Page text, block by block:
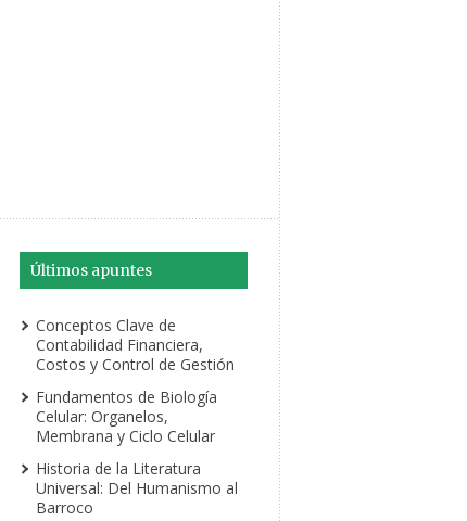
Últimos apuntes
Conceptos Clave de
Contabilidad Financiera,
Costos y Control de Gestión
Fundamentos de Biología
Celular: Organelos,
Membrana y Ciclo Celular
Historia de la Literatura
Universal: Del Humanismo al
Barroco